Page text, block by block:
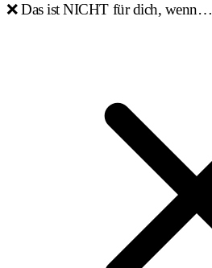
❌ Das ist NICHT für dich, wenn…